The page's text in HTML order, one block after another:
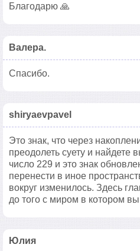
Благодарю 🙏
Валера.
Спасибо.
shiryaevpavel
Это знак, что через
преодолеть суету и найдете
число 229 и это знак
перенести в иное
вокруг изменилось. Здесь
до того с миром в котором
Юлия